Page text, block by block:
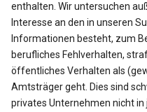
enthalten. Wir untersuchen
Interesse an den in unseren
Informationen besteht, zum
berufliches Fehlverhalten,
öffentliches Verhalten als
Amtsträger geht. Dies sind
privates Unternehmen nicht